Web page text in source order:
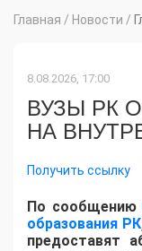
Главная / Новости /
8.08.2026, 17:00
ВУЗЫ РК
НА
Получить ссылку
По сообщению
образования РК
предоставят